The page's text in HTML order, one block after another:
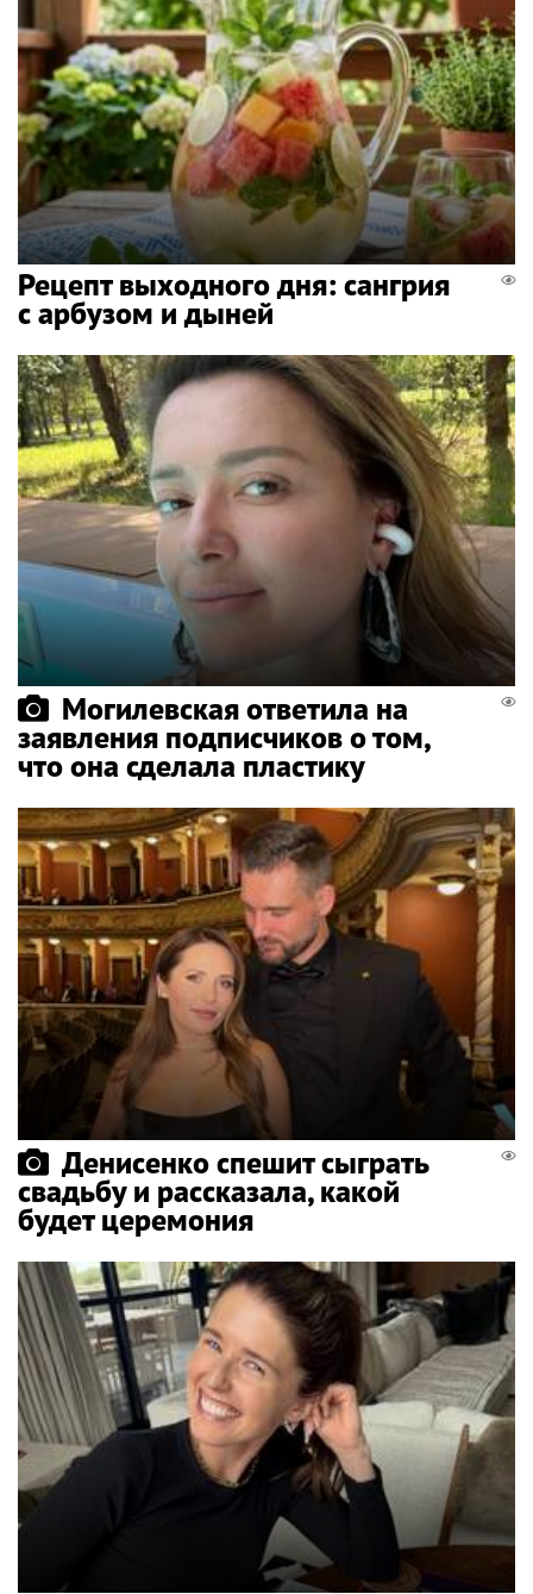
Рецепт выходного дня: сангрия
с арбузом и дыней
Могилевская ответила на
заявления подписчиков о том,
что она сделала пластику
Денисенко спешит сыграть
свадьбу и рассказала, какой
будет церемония